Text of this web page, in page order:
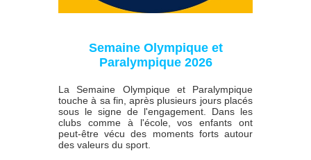
Semaine Olympique et
Paralympique 2026
La Semaine Olympique et Paralympique
touche à sa fin, après plusieurs jours placés
sous le signe de l'engagement. Dans les
clubs comme à l'école, vos enfants ont
peut-être vécu des moments forts autour
des valeurs du sport.